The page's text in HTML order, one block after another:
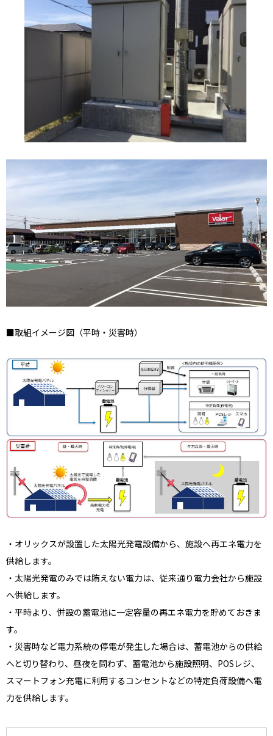
■取組イメージ図（平時・災害時）
・オリックスが設置した太陽光発電設備から、施設へ再エネ電力を
供給します。
・太陽光発電のみでは賄えない電力は、従来通り電力会社から施設
へ供給します。
・平時より、併設の蓄電池に一定容量の再エネ電力を貯めておきま
す。
・災害時など電力系統の停電が発生した場合は、蓄電池からの供給
へと切り替わり、昼夜を問わず、蓄電池から施設照明、POSレジ、
スマートフォン充電に利用するコンセントなどの特定負荷設備へ電
力を供給します。